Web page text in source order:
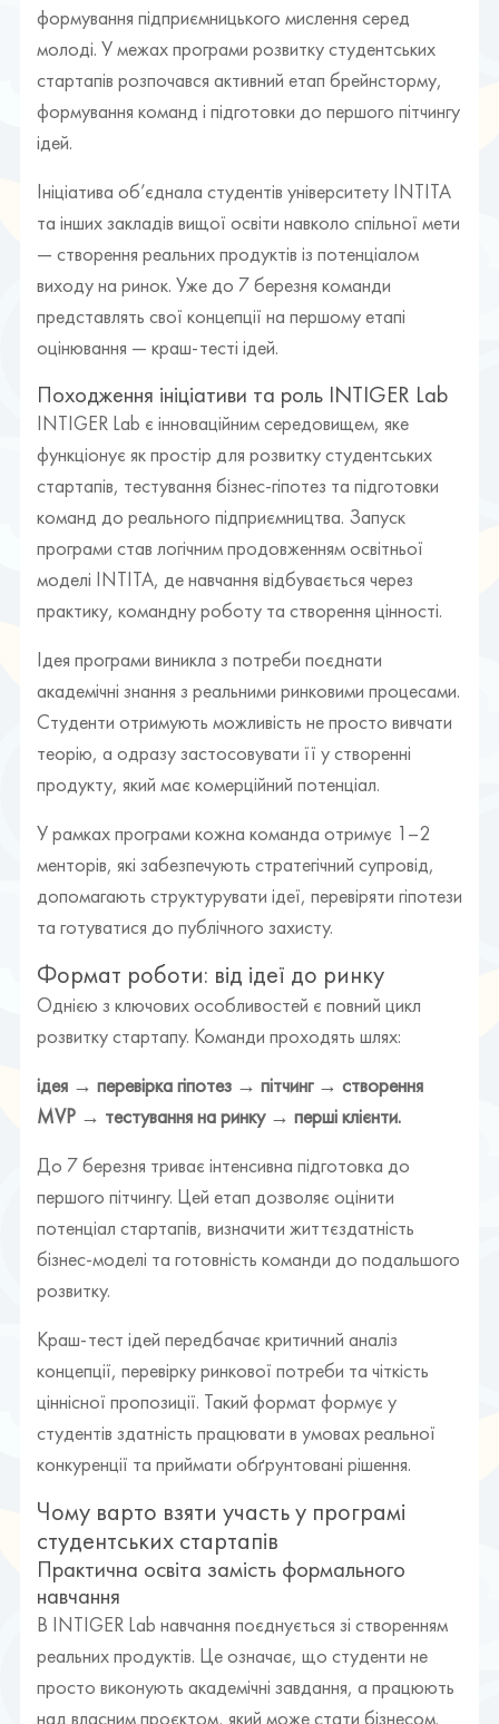
формування підприємницького мислення серед
молоді. У межах програми розвитку студентських
стартапів розпочався активний етап брейнсторму,
формування команд і підготовки до першого пітчингу
ідей.
Ініціатива об’єднала студентів університету INTITA
та інших закладів вищої освіти навколо спільної мети
— створення реальних продуктів із потенціалом
виходу на ринок. Уже до 7 березня команди
представлять свої концепції на першому етапі
оцінювання — краш-тесті ідей.
Походження ініціативи та роль INTIGER Lab
INTIGER Lab є інноваційним середовищем, яке
функціонує як простір для розвитку студентських
стартапів, тестування бізнес-гіпотез та підготовки
команд до реального підприємництва. Запуск
програми став логічним продовженням освітньої
моделі INTITA, де навчання відбувається через
практику, командну роботу та створення цінності.
Ідея програми виникла з потреби поєднати
академічні знання з реальними ринковими процесами.
Студенти отримують можливість не просто вивчати
теорію, а одразу застосовувати її у створенні
продукту, який має комерційний потенціал.
У рамках програми кожна команда отримує 1–2
менторів, які забезпечують стратегічний супровід,
допомагають структурувати ідеї, перевіряти гіпотези
та готуватися до публічного захисту.
Формат роботи: від ідеї до ринку
Однією з ключових особливостей є повний цикл
розвитку стартапу. Команди проходять шлях:
ідея → перевірка гіпотез → пітчинг → створення
MVP → тестування на ринку → перші клієнти.
До 7 березня триває інтенсивна підготовка до
першого пітчингу. Цей етап дозволяє оцінити
потенціал стартапів, визначити життєздатність
бізнес-моделі та готовність команди до подальшого
розвитку.
Краш-тест ідей передбачає критичний аналіз
концепції, перевірку ринкової потреби та чіткість
ціннісної пропозиції. Такий формат формує у
студентів здатність працювати в умовах реальної
конкуренції та приймати обґрунтовані рішення.
Чому варто взяти участь у програмі
студентських стартапів
Практична освіта замість формального
навчання
В INTIGER Lab навчання поєднується зі створенням
реальних продуктів. Це означає, що студенти не
просто виконують академічні завдання, а працюють
над власним проєктом, який може стати бізнесом.